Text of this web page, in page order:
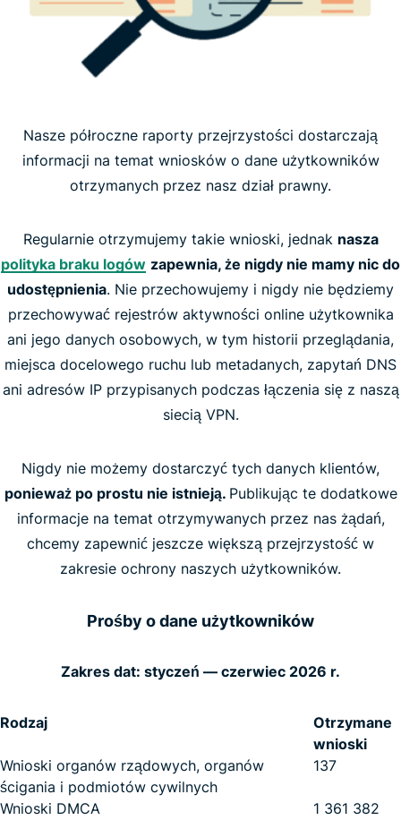
Nasze półroczne raporty przejrzystości dostarczają
informacji na temat wniosków o dane użytkowników
otrzymanych przez nasz dział prawny.
Regularnie otrzymujemy takie wnioski, jednak nasza
polityka braku logów zapewnia, że nigdy nie mamy nic do
udostępnienia. Nie przechowujemy i nigdy nie będziemy
przechowywać rejestrów aktywności online użytkownika
ani jego danych osobowych, w tym historii przeglądania,
miejsca docelowego ruchu lub metadanych, zapytań DNS
ani adresów IP przypisanych podczas łączenia się z naszą
siecią VPN.
Nigdy nie możemy dostarczyć tych danych klientów,
ponieważ po prostu nie istnieją. Publikując te dodatkowe
informacje na temat otrzymywanych przez nas żądań,
chcemy zapewnić jeszcze większą przejrzystość w
zakresie ochrony naszych użytkowników.
Prośby o dane użytkowników
Zakres dat: styczeń — czerwiec 2026 r.
Rodzaj
Otrzymane
wnioski
Wnioski organów rządowych, organów
ścigania i podmiotów cywilnych
137
Wnioski DMCA
1 361 382